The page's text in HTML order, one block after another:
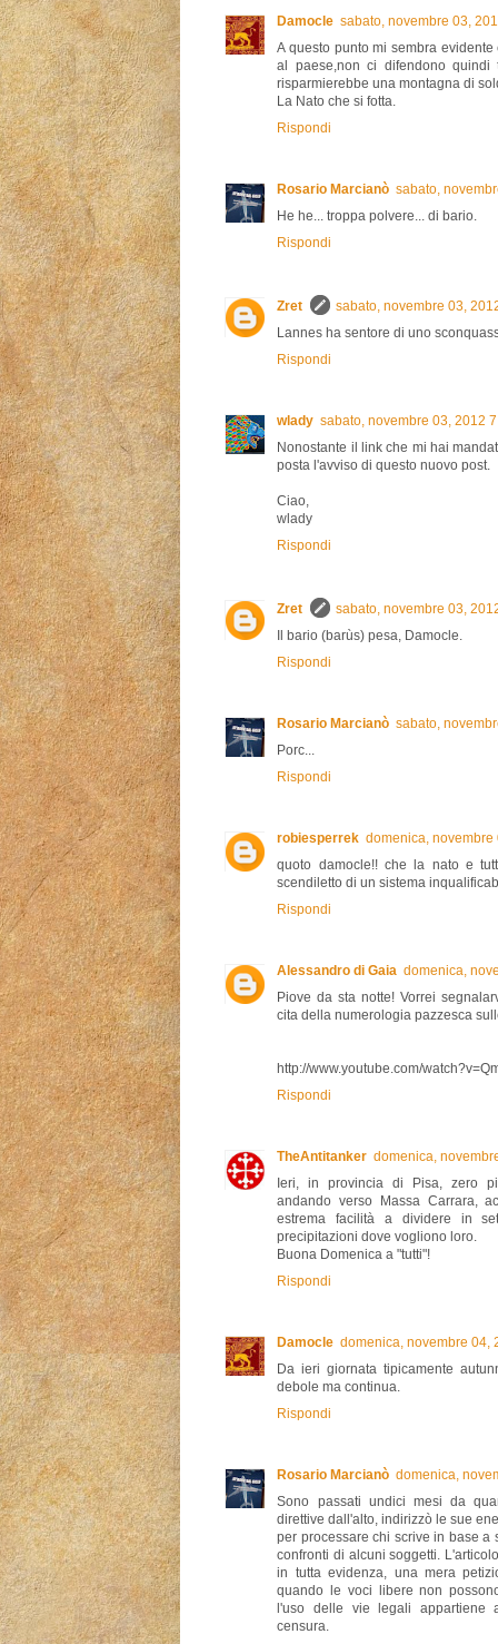
Damocle sabato, novembre 03,
A questo punto mi sembra
al paese,non ci difendono quindi
risparmierebbe una montagna di
La Nato che si fotta.
Rispondi
Rosario Marcianò sabato,
He he... troppa polvere... di bario.
Rispondi
Zret
sabato, novembre 03,
Lannes ha sentore di uno
Rispondi
wlady sabato, novembre 03, 2012
Nonostante il link che mi hai
posta l'avviso di questo nuovo post.
Ciao,
wlady
Rispondi
Zret
sabato, novembre 03,
Il bario (barùs) pesa, Damocle.
Rispondi
Rosario Marcianò sabato,
Porc...
Rispondi
robiesperrek domenica, novembre
quoto damocle!! che la nato e
scendiletto di un sistema
Rispondi
Alessandro di Gaia domenica,
Piove da sta notte! Vorrei
cita della numerologia pazzesca
http://www.youtube.com/
Rispondi
TheAntitanker domenica,
Ieri, in provincia di Pisa, zero
andando verso Massa Carrara,
estrema facilità a dividere in
precipitazioni dove vogliono loro.
Buona Domenica a "tutti"!
Rispondi
Damocle domenica, novembre 04,
Da ieri giornata tipicamente
debole ma continua.
Rispondi
Rosario Marcianò domenica,
Sono passati undici mesi da
direttive dall'alto, indirizzò le sue
per processare chi scrive in base a
confronti di alcuni soggetti.
in tutta evidenza, una mera
quando le voci libere non
l'uso delle vie legali appartiene
censura.